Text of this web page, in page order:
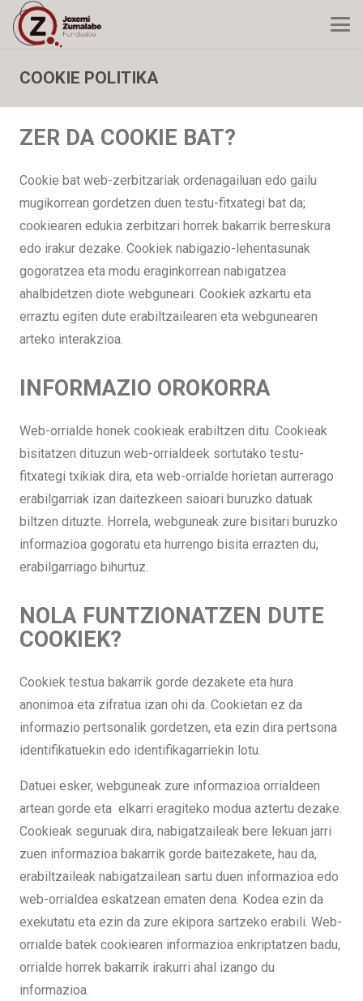
COOKIE POLITIKA
ZER DA COOKIE BAT?
Cookie bat web-zerbitzariak ordenagailuan edo gailu
mugikorrean gordetzen duen testu-fitxategi bat da;
cookiearen edukia zerbitzari horrek bakarrik berreskura
edo irakur dezake. Cookiek nabigazio-lehentasunak
gogoratzea eta modu eraginkorrean nabigatzea
ahalbidetzen diote webguneari. Cookiek azkartu eta
erraztu egiten dute erabiltzailearen eta webgunearen
arteko interakzioa.
INFORMAZIO OROKORRA
Web-orrialde honek cookieak erabiltzen ditu. Cookieak
bisitatzen dituzun web-orrialdeek sortutako testu-
fitxategi txikiak dira, eta web-orrialde horietan aurrerago
erabilgarriak izan daitezkeen saioari buruzko datuak
biltzen dituzte. Horrela, webguneak zure bisitari buruzko
informazioa gogoratu eta hurrengo bisita errazten du,
erabilgarriago bihurtuz.
NOLA FUNTZIONATZEN DUTE
COOKIEK?
Cookiek testua bakarrik gorde dezakete eta hura
anonimoa eta zifratua izan ohi da. Cookietan ez da
informazio pertsonalik gordetzen, eta ezin dira pertsona
identifikatuekin edo identifikagarriekin lotu.
Datuei esker, webguneak zure informazioa orrialdeen
artean gorde eta elkarri eragiteko modua aztertu dezake.
Cookieak seguruak dira, nabigatzaileak bere lekuan jarri
zuen informazioa bakarrik gorde baitezakete, hau da,
erabiltzaileak nabigatzailean sartu duen informazioa edo
web-orrialdea eskatzean ematen dena. Kodea ezin da
exekutatu eta ezin da zure ekipora sartzeko erabili. Web-
orrialde batek cookiearen informazioa enkriptatzen badu,
orrialde horrek bakarrik irakurri ahal izango du
informazioa.